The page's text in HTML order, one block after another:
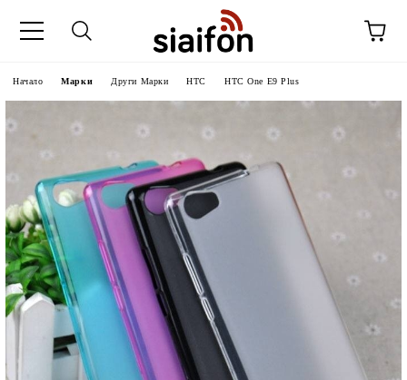
Начало Марки Други Марки HTC HTC One E9 Plus